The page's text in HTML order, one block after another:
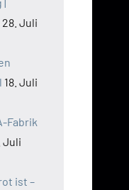
28. Juli
18. Juli
Fabrik
Juli
ist –